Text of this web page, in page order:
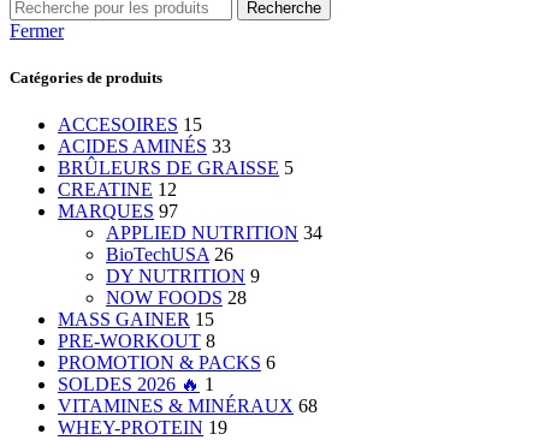
Recherche
Fermer
Catégories de produits
ACCESOIRES 15
ACIDES AMINÉS 33
BRÛLEURS DE GRAISSE 5
CREATINE 12
MARQUES 97
APPLIED NUTRITION 34
BioTechUSA 26
DY NUTRITION 9
NOW FOODS 28
MASS GAINER 15
PRE-WORKOUT 8
PROMOTION & PACKS 6
SOLDES 2026 🔥 1
VITAMINES & MINÉRAUX 68
WHEY-PROTEIN 19